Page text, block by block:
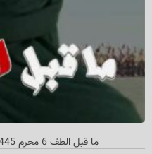
ما قبل الطف 6 محرم 1445 بحضور السيد ياسر قطيش